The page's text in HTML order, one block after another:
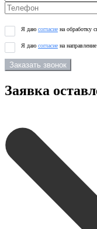
Я даю согласие на обработку
Я даю согласие на
Заказать звонок
Заявка